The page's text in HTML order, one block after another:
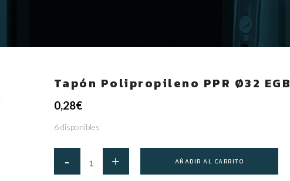
Tapón Polipropileno PPR Ø32 EGB
0,28€
6 disponibles
AÑADIR AL CARRITO